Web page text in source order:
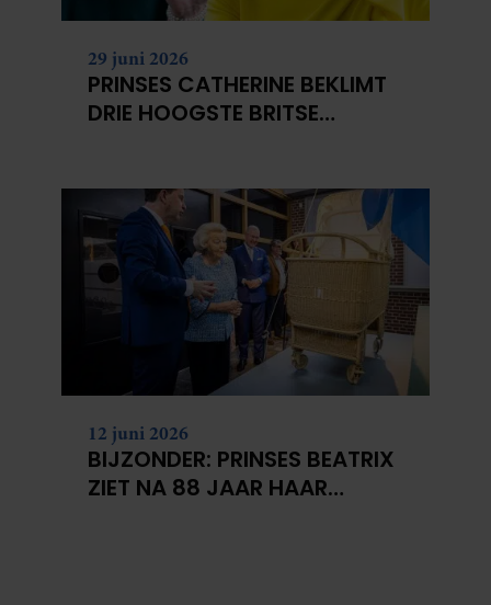
29 juni 2026
PRINSES CATHERINE BEKLIMT
DRIE HOOGSTE BRITSE
12 juni 2026
BIJZONDER: PRINSES BEATRIX
ZIET NA 88 JAAR HAAR